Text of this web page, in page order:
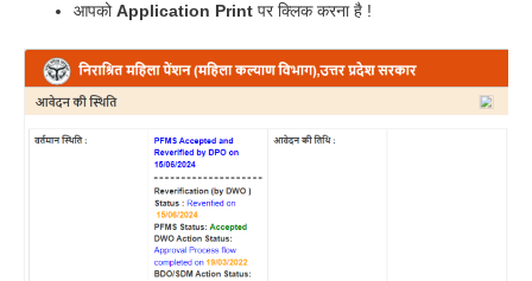
आपकोApplication Print पर क्लिक करना है !